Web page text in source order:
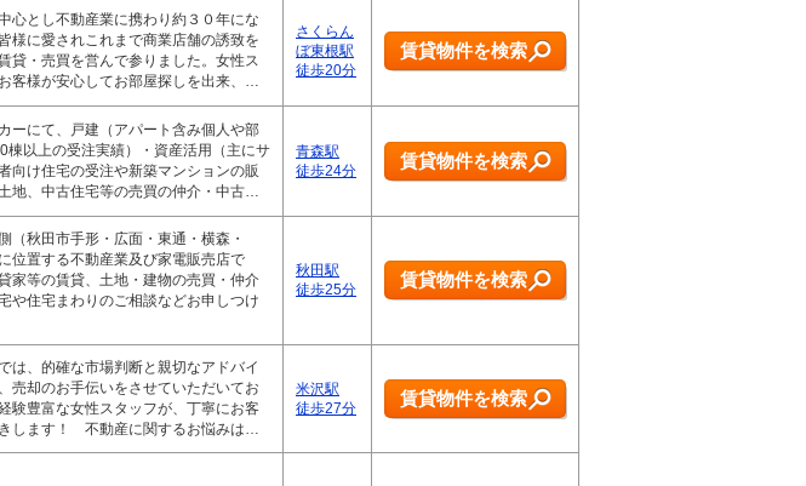
心とし不動産業に携わり約３０年にな
様に愛されこれまで商業店舗の誘致を
貸・売買を営んで参りました。女性ス
客様が安心してお部屋探しを出来、…
さくらん
ぼ東根駅
徒歩20分
賃貸物件を検索
ーにて、戸建（アパート含み個人や部
棟以上の受注実績）・資産活用（主にサ
向け住宅の受注や新築マンションの販
地、中古住宅等の売買の仲介・中古…
青森駅
徒歩24分
賃貸物件を検索
（秋田市手形・広面・東通・横森・
位置する不動産業及び家電販売店で
家等の賃貸、土地・建物の売買・仲介
や住宅まわりのご相談などお申しつけ
秋田駅
徒歩25分
賃貸物件を検索
は、的確な市場判断と親切なアドバイ
売却のお手伝いをさせていただいてお
験豊富な女性スタッフが、丁寧にお客
します！ 不動産に関するお悩みは…
米沢駅
徒歩27分
賃貸物件を検索